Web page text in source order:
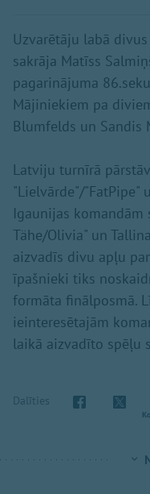
Uzvarētāju labā
sakrāja Matīss
pagarinājuma
Mājiniekiem pa
Blumfelds un Sandis
Latviju turnīrā
"Lielvārde"/"FatPipe"
Igaunijas komandām
Tähe/Olivia" un
aizvadīs divu apļu
īpašnieki tiks
formāta finālposmā.
ieinteresētajām
laikā aizvadīto spēļu
Dalīties